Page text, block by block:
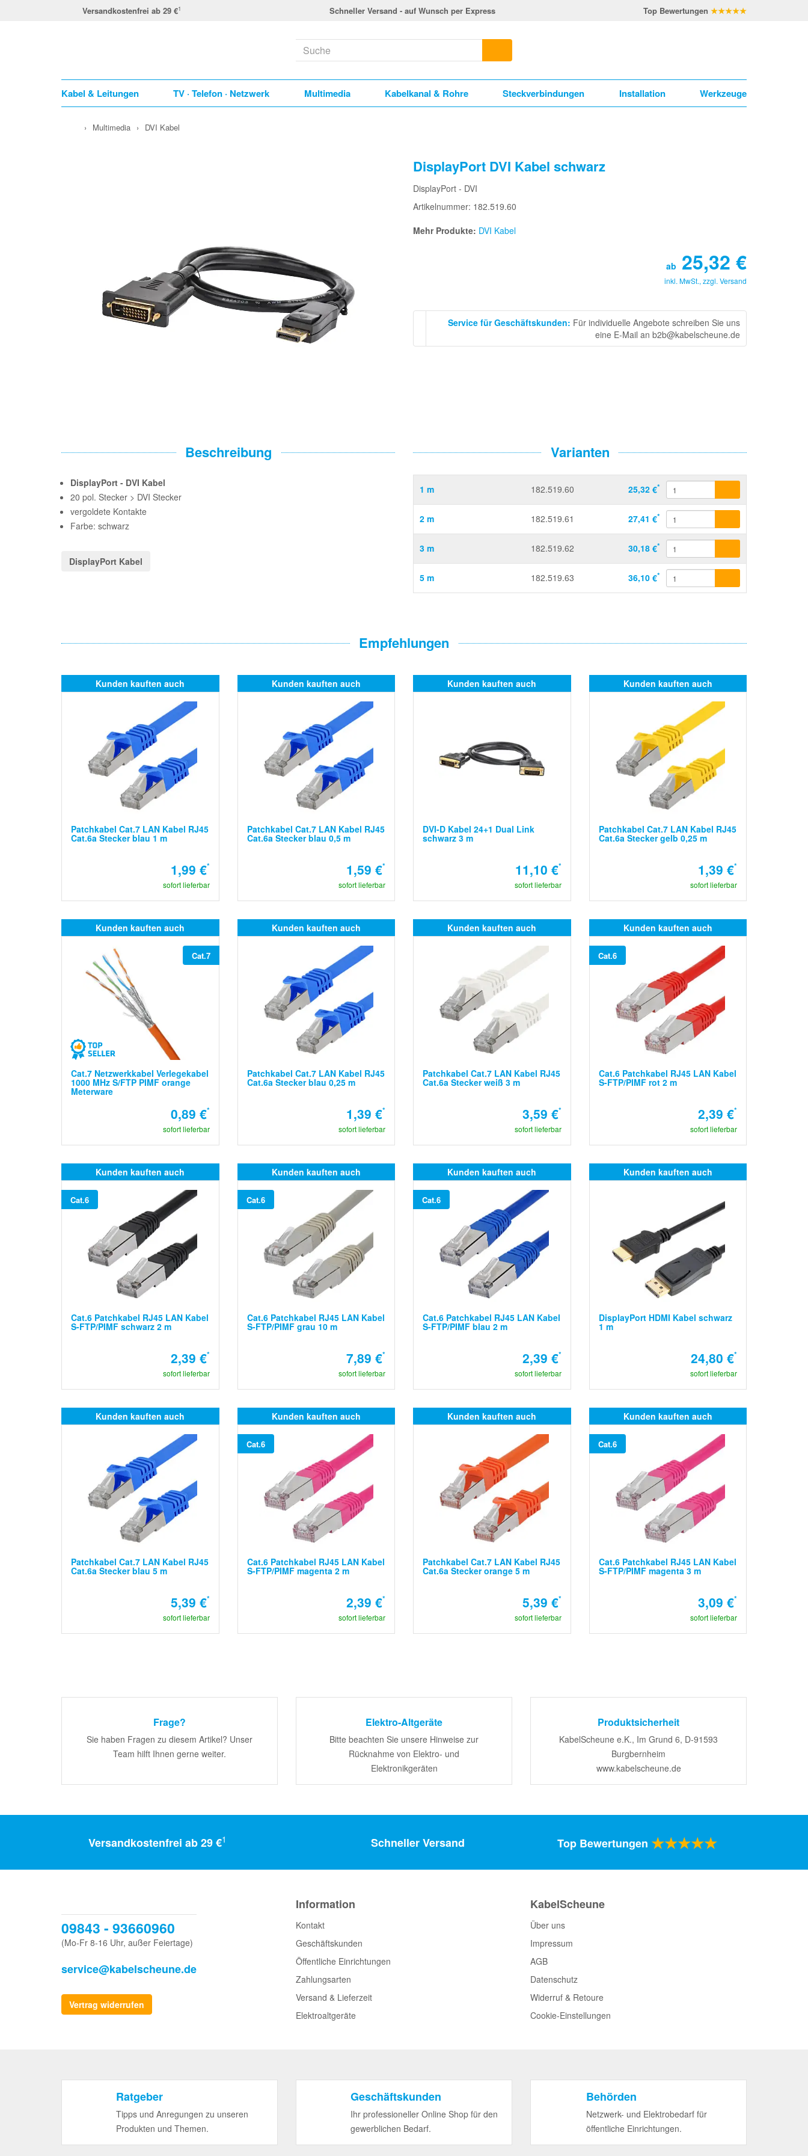
Versandkostenfrei ab 29 €1 Schneller Versand - auf Wunsch per Express Top Bewertungen ★★★★★
Kabel & Leitungen TV · Telefon · Netzwerk Multimedia Kabelkanal & Rohre Steckverbindungen Installation Werkzeuge
› Multimedia › DVI Kabel
DisplayPort DVI Kabel schwarz
DisplayPort - DVI
Artikelnummer: 182.519.60
Mehr Produkte: DVI Kabel
ab 25,32 €
inkl. MwSt., zzgl. Versand
Service für Geschäftskunden: Für individuelle Angebote schreiben Sie uns
eine E-Mail an b2b@kabelscheune.de
Varianten
1 m 182.519.60 25,32 €*
2 m 182.519.61 27,41 €*
3 m 182.519.62 30,18 €*
5 m 182.519.63 36,10 €*
Beschreibung
DisplayPort - DVI Kabel
20 pol. Stecker > DVI Stecker
vergoldete Kontakte
Farbe: schwarz
DisplayPort Kabel
Empfehlungen
Kunden kauften auch
Patchkabel Cat.7 LAN Kabel RJ45
Cat.6a Stecker blau 1 m
1,99 €*
sofort lieferbar
Kunden kauften auch
Patchkabel Cat.7 LAN Kabel RJ45
Cat.6a Stecker blau 0,5 m
1,59 €*
sofort lieferbar
Kunden kauften auch
DVI-D Kabel 24+1 Dual Link
schwarz 3 m
11,10 €*
sofort lieferbar
Kunden kauften auch
Patchkabel Cat.7 LAN Kabel RJ45
Cat.6a Stecker gelb 0,25 m
1,39 €*
sofort lieferbar
Kunden kauften auch
Cat.7
Cat.7 Netzwerkkabel Verlegekabel
1000 MHz S/FTP PIMF orange
Meterware
0,89 €*
sofort lieferbar
Kunden kauften auch
Patchkabel Cat.7 LAN Kabel RJ45
Cat.6a Stecker blau 0,25 m
1,39 €*
sofort lieferbar
Kunden kauften auch
Patchkabel Cat.7 LAN Kabel RJ45
Cat.6a Stecker weiß 3 m
3,59 €*
sofort lieferbar
Kunden kauften auch
Cat.6
Cat.6 Patchkabel RJ45 LAN Kabel
S-FTP/PIMF rot 2 m
2,39 €*
sofort lieferbar
Kunden kauften auch
Cat.6
Cat.6 Patchkabel RJ45 LAN Kabel
S-FTP/PIMF schwarz 2 m
2,39 €*
sofort lieferbar
Kunden kauften auch
Cat.6
Cat.6 Patchkabel RJ45 LAN Kabel
S-FTP/PIMF grau 10 m
7,89 €*
sofort lieferbar
Kunden kauften auch
Cat.6
Cat.6 Patchkabel RJ45 LAN Kabel
S-FTP/PIMF blau 2 m
2,39 €*
sofort lieferbar
Kunden kauften auch
DisplayPort HDMI Kabel schwarz
1 m
24,80 €*
sofort lieferbar
Kunden kauften auch
Patchkabel Cat.7 LAN Kabel RJ45
Cat.6a Stecker blau 5 m
5,39 €*
sofort lieferbar
Kunden kauften auch
Cat.6
Cat.6 Patchkabel RJ45 LAN Kabel
S-FTP/PIMF magenta 2 m
2,39 €*
sofort lieferbar
Kunden kauften auch
Patchkabel Cat.7 LAN Kabel RJ45
Cat.6a Stecker orange 5 m
5,39 €*
sofort lieferbar
Kunden kauften auch
Cat.6
Cat.6 Patchkabel RJ45 LAN Kabel
S-FTP/PIMF magenta 3 m
3,09 €*
sofort lieferbar
Frage?
Sie haben Fragen zu diesem Artikel? Unser
Team hilft Ihnen gerne weiter.
Elektro-Altgeräte
Bitte beachten Sie unsere Hinweise zur
Rücknahme von Elektro- und
Elektronikgeräten
Produktsicherheit
KabelScheune e.K., Im Grund 6, D-91593
Burgbernheim
www.kabelscheune.de
Versandkostenfrei ab 29 €1 Schneller Versand Top Bewertungen ★★★★★
09843 - 93660960
(Mo-Fr 8-16 Uhr, außer Feiertage)
service@kabelscheune.de
Vertrag widerrufen
Information
Kontakt
Geschäftskunden
Öffentliche Einrichtungen
Zahlungsarten
Versand & Lieferzeit
Elektroaltgeräte
KabelScheune
Über uns
Impressum
AGB
Datenschutz
Widerruf & Retoure
Cookie-Einstellungen
Ratgeber
Tipps und Anregungen zu unseren
Produkten und Themen.
Geschäftskunden
Ihr professioneller Online Shop für den
gewerblichen Bedarf.
Behörden
Netzwerk- und Elektrobedarf für
öffentliche Einrichtungen.